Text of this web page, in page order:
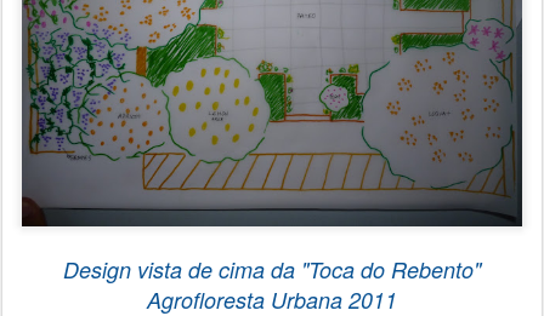
Design vista de cima da "Toca do Rebento"
Agrofloresta Urbana 2011